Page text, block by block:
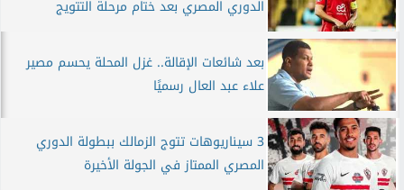
الدوري المصري بعد ختام مرحلة التتويج
بعد شائعات الإقالة.. غزل المحلة يحسم مصير
علاء عبد العال رسميًا
3 سيناريوهات تتوج الزمالك ببطولة الدوري
المصري الممتاز في الجولة الأخيرة